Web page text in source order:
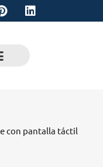
con pantalla táctil